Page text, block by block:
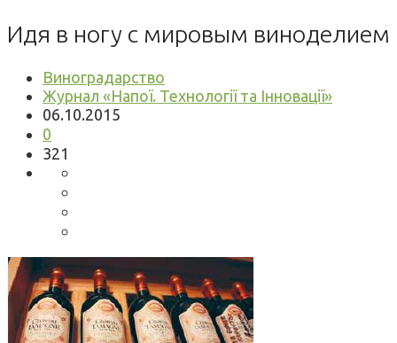
Идя в ногу с мировым виноделием
Виноградарство
Журнал «Напої. Технології та Інновації»
06.10.2015
0
321